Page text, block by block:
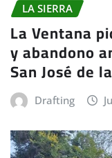
LA SIERRA
La Ventana
y abandono
San José de
Drafting